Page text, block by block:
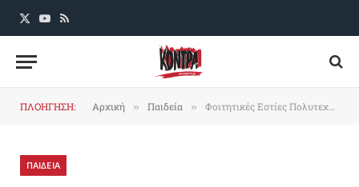
X
YouTube
RSS
ΠΛΟΗΓΗΣΗ: Αρχική » Παιδεία » Φοιτητικές Εστίες Πολυτεχνείου Κρήτης: Δεκάδες δωμάτια κενά και την ίδια στιγμή κόβονται αιτήσεις φοιτητών!
ΠΑΙΔΕΙΑ